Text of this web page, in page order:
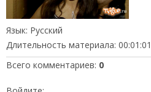
Язык: Русский
Длительность материала: 00:01:01
Всего комментариев: 0